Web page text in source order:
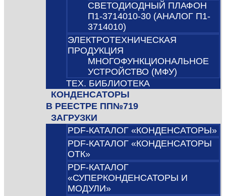
СВЕТОДИОДНЫЙ ПЛАФОН
П1-3714010-30 (АНАЛОГ П1-
3714010)
ЭЛЕКТРОТЕХНИЧЕСКАЯ
ПРОДУКЦИЯ
МНОГОФУНКЦИОНАЛЬНОЕ
УСТРОЙСТВО (МФУ)
ТЕХ. БИБЛИОТЕКА
КОНДЕНСАТОРЫ
В РЕЕСТРЕ ПП№719
ЗАГРУЗКИ
PDF-КАТАЛОГ «КОНДЕНСАТОРЫ»
PDF-КАТАЛОГ «КОНДЕНСАТОРЫ
ОТК»
PDF-КАТАЛОГ
«СУПЕРКОНДЕНСАТОРЫ И
МОДУЛИ»